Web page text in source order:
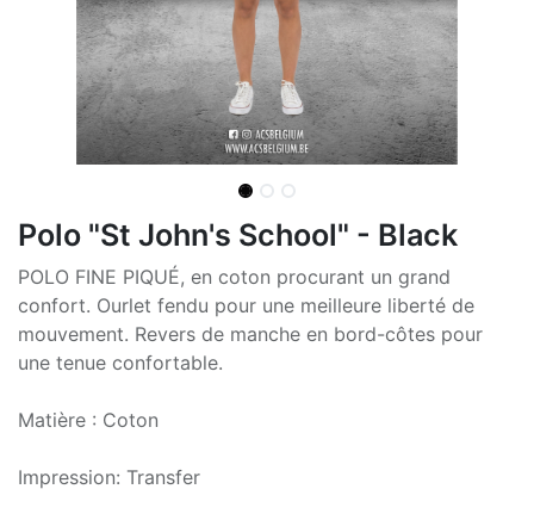
Polo "St John's School" - Black
POLO FINE PIQUÉ, en coton procurant un grand
confort. Ourlet fendu pour une meilleure liberté de
mouvement. Revers de manche en bord-côtes pour
une tenue confortable.
Matière : Coton
Impression: Transfer